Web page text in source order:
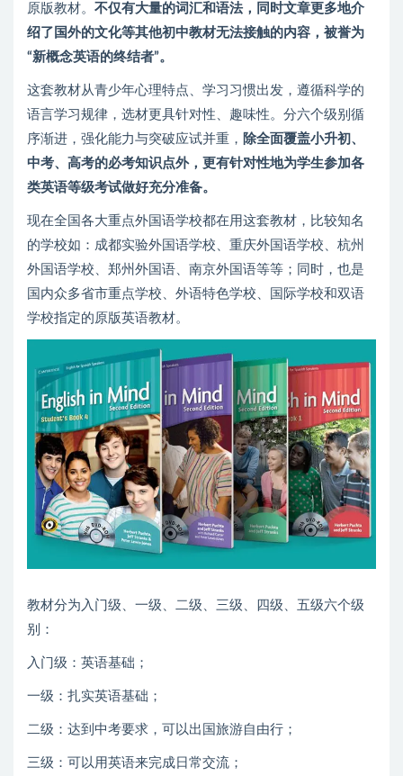
原版教材。 不仅有大量的词汇和语法，同时文章更多地介
绍了国外的文化等其他初中教材无法接触的内容，被誉为
“新概念英语的终结者”。
这套教材从青少年心理特点、学习习惯出发，遵循科学的
语言学习规律，选材更具针对性、趣味性。分六个级别循
序渐进，强化能力与突破应试并重， 除全面覆盖小升初、
中考、高考的必考知识点外，更有针对性地为学生参加各
类英语等级考试做好充分准备。
现在全国各大重点外国语学校都在用这套教材，比较知名
的学校如：成都实验外国语学校、重庆外国语学校、杭州
外国语学校、郑州外国语、南京外国语等等；同时，也是
国内众多省市重点学校、外语特色学校、国际学校和双语
学校指定的原版英语教材。
教材分为入门级、一级、二级、三级、四级、五级六个级
别：
入门级：英语基础；
一级：扎实英语基础；
二级：达到中考要求，可以出国旅游自由行；
三级：可以用英语来完成日常交流；